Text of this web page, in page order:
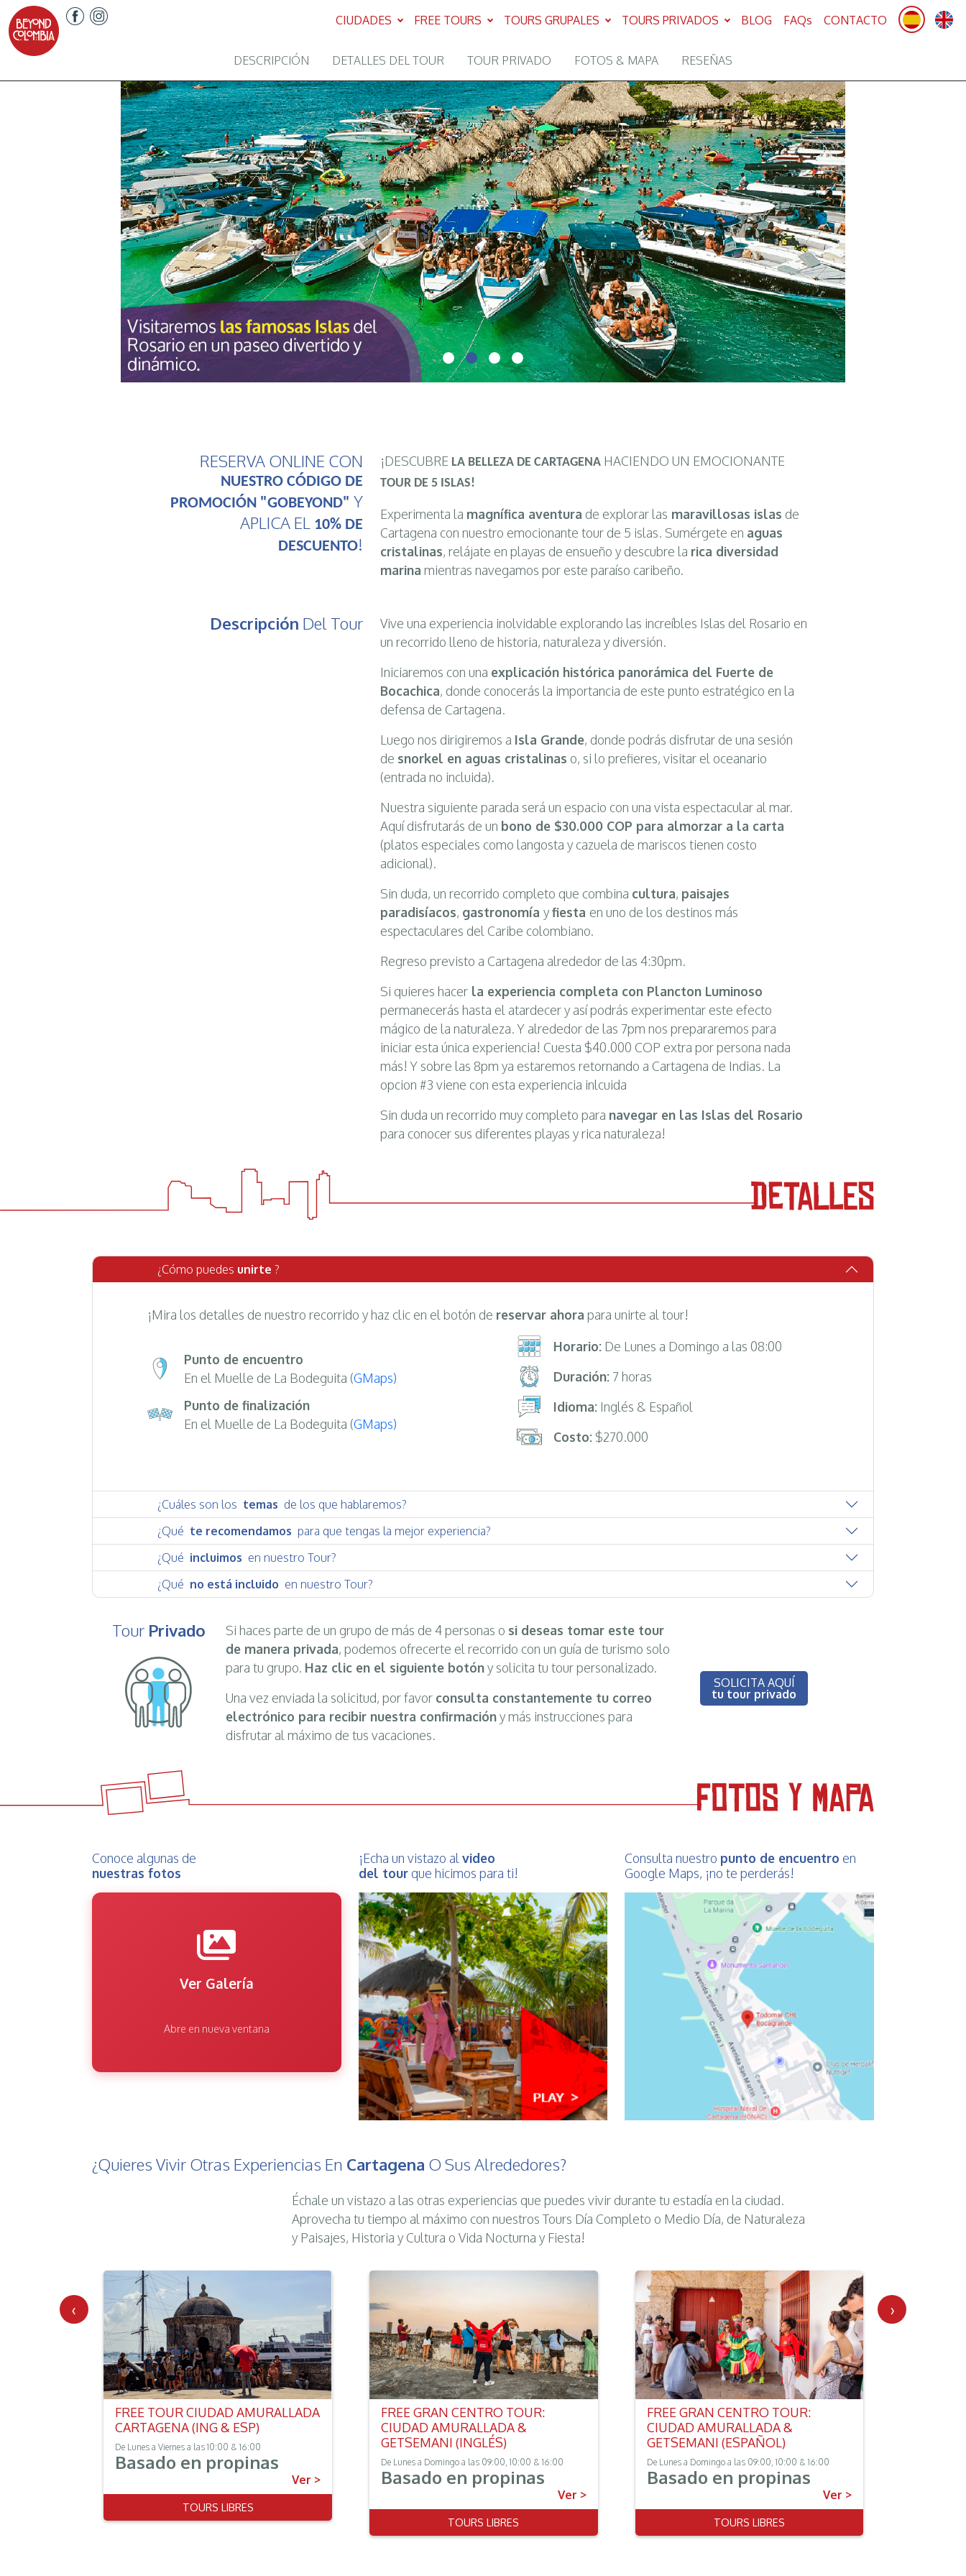
CIUDADES FREE TOURS TOURS GRUPALES TOURS PRIVADOS BLOG FAQs CONTACTO
DESCRIPCIÓN DETALLES DEL TOUR TOUR PRIVADO FOTOS & MAPA RESEÑAS
RESERVA ONLINE CON
NUESTRO CÓDIGO DE
PROMOCIÓN "GOBEYOND" Y
APLICA EL 10% DE
DESCUENTO!
¡DESCUBRE LA BELLEZA DE CARTAGENA HACIENDO UN EMOCIONANTE
TOUR DE 5 ISLAS!
Experimenta la magnífica aventura de explorar las maravillosas islas de
Cartagena con nuestro emocionante tour de 5 islas. Sumérgete en aguas
cristalinas, relájate en playas de ensueño y descubre la rica diversidad
marina mientras navegamos por este paraíso caribeño.
Descripción Del Tour
Vive una experiencia inolvidable explorando las increíbles Islas del Rosario en
un recorrido lleno de historia, naturaleza y diversión.
Iniciaremos con una explicación histórica panorámica del Fuerte de
Bocachica, donde conocerás la importancia de este punto estratégico en la
defensa de Cartagena.
Luego nos dirigiremos a Isla Grande, donde podrás disfrutar de una sesión
de snorkel en aguas cristalinas o, si lo prefieres, visitar el oceanario
(entrada no incluida).
Nuestra siguiente parada será un espacio con una vista espectacular al mar.
Aquí disfrutarás de un bono de $30.000 COP para almorzar a la carta
(platos especiales como langosta y cazuela de mariscos tienen costo
adicional).
Sin duda, un recorrido completo que combina cultura, paisajes
paradisíacos, gastronomíayfiesta en uno de los destinos más
espectaculares del Caribe colombiano.
Regreso previsto a Cartagena alrededor de las 4:30pm.
Si quieres hacer la experiencia completa con Plancton Luminoso
permanecerás hasta el atardecer y así podrás experimentar este efecto
mágico de la naturaleza. Y alrededor de las 7pm nos prepararemos para
iniciar esta única experiencia! Cuesta $40.000 COP extra por persona nada
más! Y sobre las 8pm ya estaremos retornando a Cartagena de Indias. La
opcion #3 viene con esta experiencia inlcuida
Sin duda un recorrido muy completo para navegar en las Islas del Rosario
para conocer sus diferentes playas y rica naturaleza!
¿Cómo puedes unirte ?
¡Mira los detalles de nuestro recorrido y haz clic en el botón de reservar ahora para unirte al tour!
Punto de encuentro
En el Muelle de La Bodeguita (GMaps)
Punto de finalización
En el Muelle de La Bodeguita (GMaps)
Horario:De Lunes a Domingo a las 08:00
Duración:7 horas
Idioma:Inglés & Español
Costo:$270.000
¿Cuáles son los temas de los que hablaremos?
¿Qué te recomendamos para que tengas la mejor experiencia?
¿Qué incluimos en nuestro Tour?
¿Qué no está incluido en nuestro Tour?
Tour Privado Si haces parte de un grupo de más de 4 personas o si deseas tomar este tour
de manera privada, podemos ofrecerte el recorrido con un guía de turismo solo
para tu grupo. Haz clic en el siguiente botóny solicita tu tour personalizado.
Una vez enviada la solicitud, por favor consulta constantemente tu correo
electrónico para recibir nuestra confirmacióny más instrucciones para
disfrutar al máximo de tus vacaciones.
SOLICITA AQUÍ
tu tour privado
Conoce algunas de
nuestras fotos
Ver Galería
Abre en nueva ventana
¡Echa un vistazo al video
del tourque hicimos para ti!
Consulta nuestro punto de encuentro en
Google Maps, ¡no te perderás!
¿Quieres Vivir Otras Experiencias En Cartagena O Sus Alrededores?
Échale un vistazo a las otras experiencias que puedes vivir durante tu estadía en la ciudad.
Aprovecha tu tiempo al máximo con nuestros Tours Día Completo o Medio Día, de Naturaleza
y Paisajes, Historia y Cultura o Vida Nocturna y Fiesta!
FREE TOUR CIUDAD AMURALLADA
CARTAGENA (ING & ESP)
De Lunes a Viernes a las 10:00 & 16:00
Basado en propinas
Ver >
TOURS LIBRES
FREE GRAN CENTRO TOUR:
CIUDAD AMURALLADA &
GETSEMANI (INGLÉS)
De Lunes a Domingo a las 09:00, 10:00 & 16:00
Basado en propinas
Ver >
TOURS LIBRES
FREE GRAN CENTRO TOUR:
CIUDAD AMURALLADA &
GETSEMANI (ESPAÑOL)
De Lunes a Domingo a las 09:00, 10:00 & 16:00
Basado en propinas
Ver >
TOURS LIBRES
‹ ›